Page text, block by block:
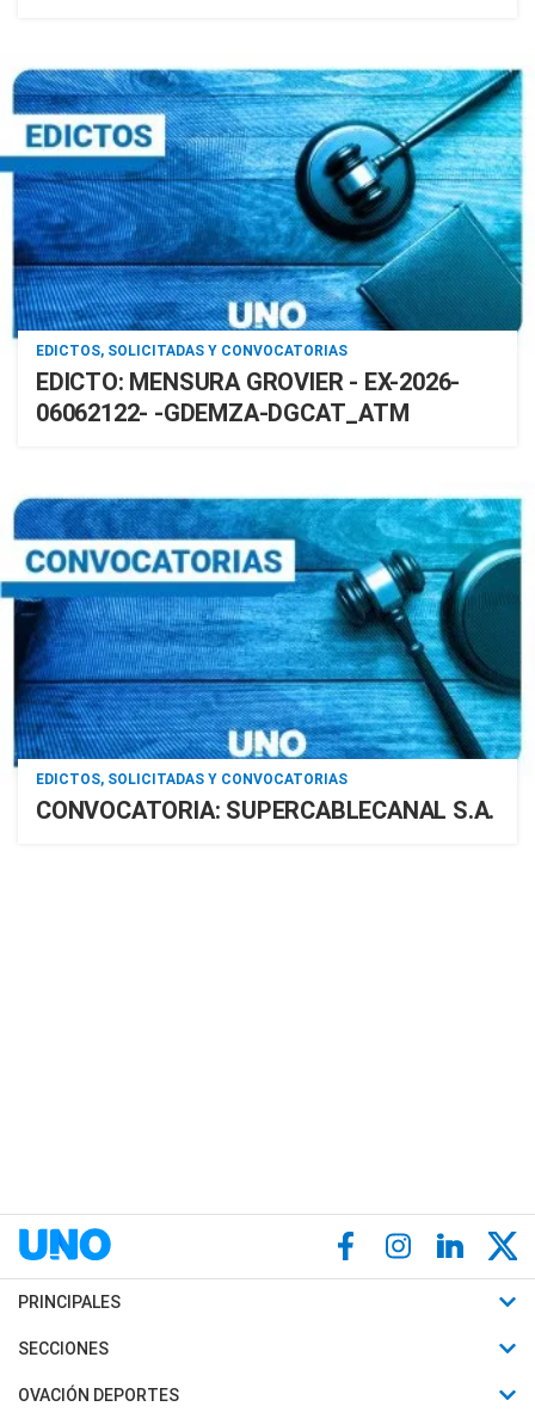
EDICTOS, SOLICITADAS Y CONVOCATORIAS
EDICTO: MENSURA GROVIER - EX-2026-
06062122- -GDEMZA-DGCAT_ATM
EDICTOS, SOLICITADAS Y CONVOCATORIAS
CONVOCATORIA: SUPERCABLECANAL S.A.
PRINCIPALES
Últimas Noticias
Política
SECCIONES
Horóscopo
OVACIÓN DEPORTES